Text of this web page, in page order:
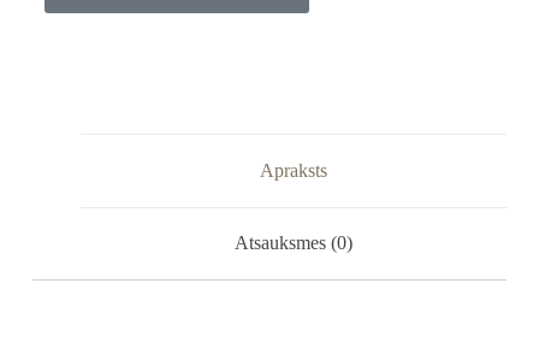
Apraksts
Atsauksmes (0)